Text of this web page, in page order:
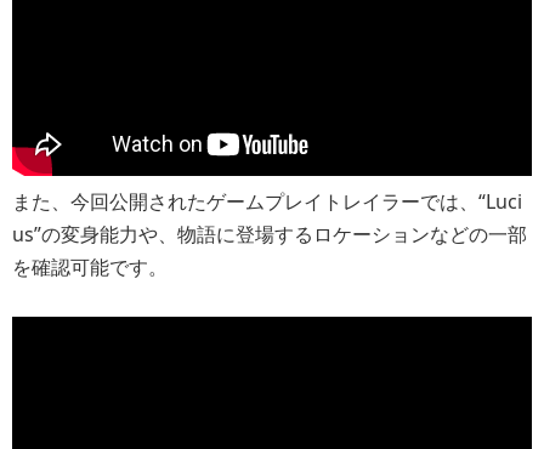
また、今回公開されたゲームプレイトレイラーでは、“Luci
us”の変身能力や、物語に登場するロケーションなどの一部
を確認可能です。